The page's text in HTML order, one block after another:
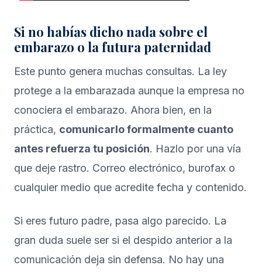
Si no habías dicho nada sobre el
embarazo o la futura paternidad
Este punto genera muchas consultas. La ley
protege a la embarazada aunque la empresa no
conociera el embarazo. Ahora bien, en la
práctica, comunicarlo formalmente cuanto
antes refuerza tu posición. Hazlo por una vía
que deje rastro. Correo electrónico, burofax o
cualquier medio que acredite fecha y contenido.
Si eres futuro padre, pasa algo parecido. La
gran duda suele ser si el despido anterior a la
comunicación deja sin defensa. No hay una